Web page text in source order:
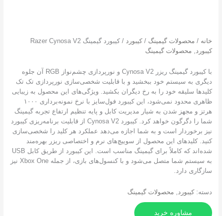
/محصولات گیمینگ/کیبورد/ کیبورد گیمینگ Razer Cynosa V2
,محصولات گیمینگ
با کیبورد گیمینگ ریزر Cynosa V2 و نورپردازی چشم‌نواز RGB آن جلوه
به سیستم خود ببخشید و با قابلیت شخصی‌سازی نورپردازی تک تک
سلیقه خود را به رخ دیگران بکشید. ویژگی‌های این محصول به زیبایی
ظاهری محدود نمی‌شود، این کیبورد فول‌سایز با نرخ نمونه‌برداری ۱۰۰۰
و مجهز شدن به شیار مدیریت کابل و پایه تنظیم ارتفاع تجربه گیمینگ
شما را دگرگون خواهد کرد. کیبورد Cynosa V2 از قابلیت برنامه‌ریزی کیبورد
برخوردار است و به شما اجازه می‌دهد عملکرد هر کلید را شخصی‌سازی
کلیدهای این محصول از سوییچ‌های نرم و اختصاصی ریزر بهره‌مند
شده‌اند که کاملاً برای گیمینگ مناسب است. این کیبورد از طریق کابل USB
به سیستم شما متصل می‌شود و با کنسول‌های بازی، از جمله Xbox One نیز
دارد.
کیبورد,محصولات گیمینگ
مشاوره خرید